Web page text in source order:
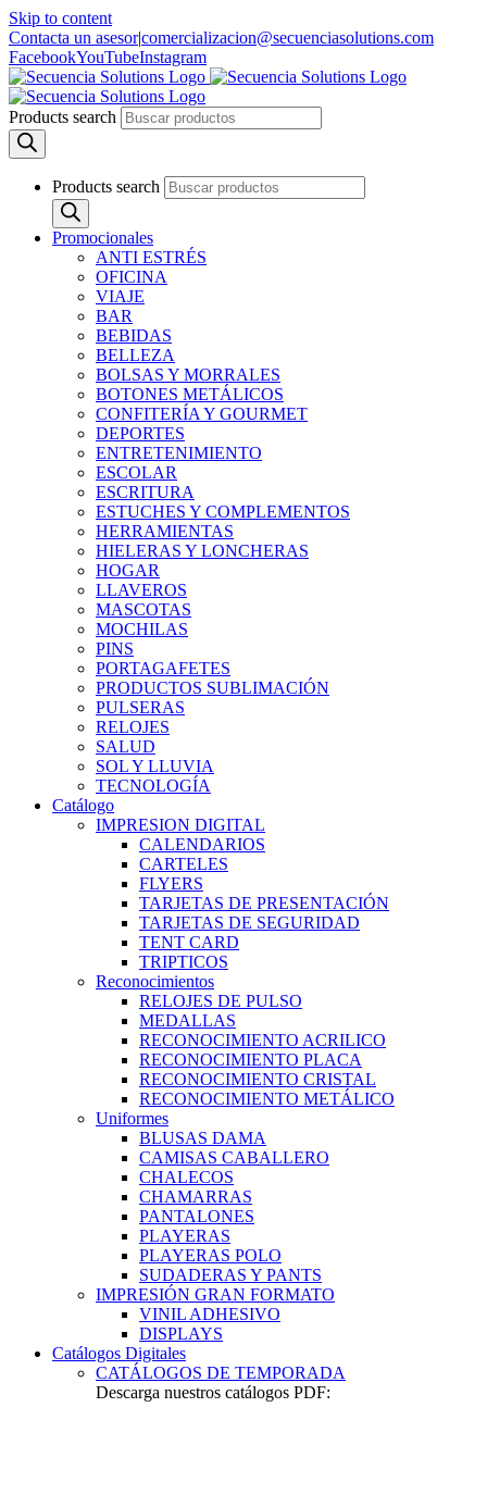
Skip to content
Contacta un asesor|comercializacion@secuenciasolutions.com
FacebookYouTubeInstagram
Products search
Products search
Promocionales
ANTI ESTRÉS
OFICINA
VIAJE
BAR
BEBIDAS
BELLEZA
BOLSAS Y MORRALES
BOTONES METÁLICOS
CONFITERÍA Y GOURMET
DEPORTES
ENTRETENIMIENTO
ESCOLAR
ESCRITURA
ESTUCHES Y COMPLEMENTOS
HERRAMIENTAS
HIELERAS Y LONCHERAS
HOGAR
LLAVEROS
MASCOTAS
MOCHILAS
PINS
PORTAGAFETES
PRODUCTOS SUBLIMACIÓN
PULSERAS
RELOJES
SALUD
SOL Y LLUVIA
TECNOLOGÍA
Catálogo
IMPRESION DIGITAL
CALENDARIOS
CARTELES
FLYERS
TARJETAS DE PRESENTACIÓN
TARJETAS DE SEGURIDAD
TENT CARD
TRIPTICOS
Reconocimientos
RELOJES DE PULSO
MEDALLAS
RECONOCIMIENTO ACRILICO
RECONOCIMIENTO PLACA
RECONOCIMIENTO CRISTAL
RECONOCIMIENTO METÁLICO
Uniformes
BLUSAS DAMA
CAMISAS CABALLERO
CHALECOS
CHAMARRAS
PANTALONES
PLAYERAS
PLAYERAS POLO
SUDADERAS Y PANTS
IMPRESIÓN GRAN FORMATO
VINIL ADHESIVO
DISPLAYS
Catálogos Digitales
CATÁLOGOS DE TEMPORADA
Descarga nuestros catálogos PDF: